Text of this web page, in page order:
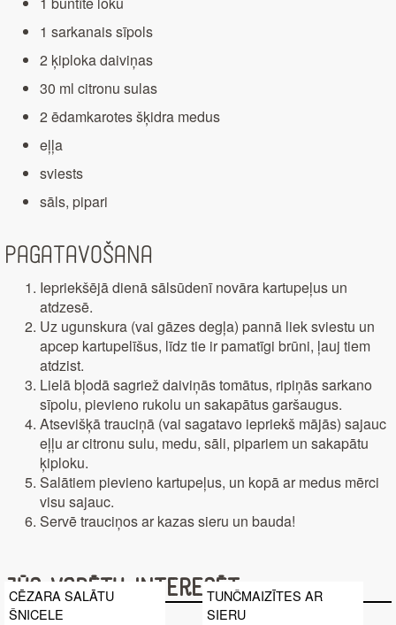
1 sarkanais sīpols
2 ķiploka daiviņas
30 ml citronu sulas
2 ēdamkarotes šķidra medus
eļļa
sviests
sāls, pipari
Pagatavošana
Iepriekšējā dienā sālsūdenī novāra kartupeļus un
atdzesē.
Uz ugunskura (vai gāzes degļa) pannā liek sviestu un
apcep kartupelīšus, līdz tie ir pamatīgi brūni, ļauj tiem
atdzist.
Lielā bļodā sagriež daiviņās tomātus, ripiņās sarkano
sīpolu, pievieno rukolu un sakapātus garšaugus.
Atsevišķā trauciņā (vai sagatavo iepriekš mājās) sajauc
eļļu ar citronu sulu, medu, sāli, pipariem un sakapātu
ķiploku.
Salātiem pievieno kartupeļus, un kopā ar medus mērci
visu sajauc.
Servē trauciņos ar kazas sieru un bauda!
Jūs varētu interesēt
CĒZARA SALĀTU
ŠNICELE
TUNČMAIZĪTES AR
SIERU